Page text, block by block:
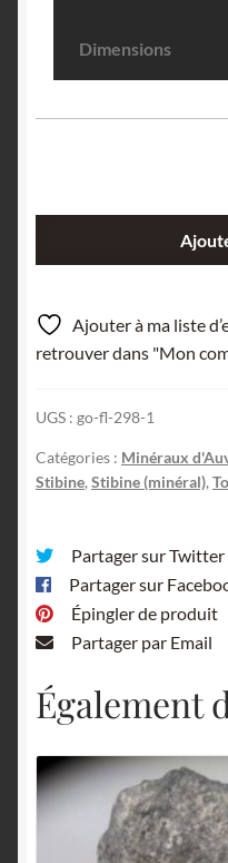
Dimensions
Nades,
Allier,
Auvergne.
Ajouter à ma liste
retrouver dans "Mon
UGS : go-fl-298-1
Catégories : Minéraux
Stibine,Stibine (minéral),
Partager sur Twitter
Partager sur
Épingler de produit
Partager par Email
Également